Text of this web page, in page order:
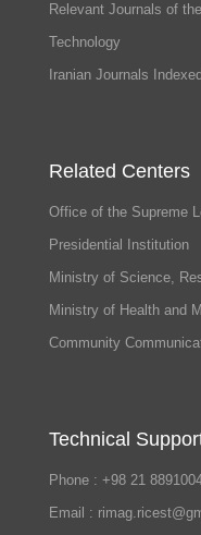
Relevant Journals of
Technology
Iranian Journals
Related Centers
Office of the Supreme
Presidential Institution
Ministry of Science,
Ministry of Health and
Community
Technical
Phone : +98 21
Email :